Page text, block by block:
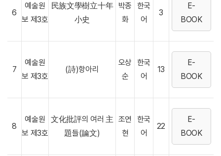
6
예술원
보 제3호
民族文學樹立十年
小史
박종
화
한국
어
3
E-
BOOK
7
예술원
보 제3호
(詩)항아리
오상
순
한국
어
13
E-
BOOK
8
예술원
보 제3호
文化批評의 여러 主
題들(論文)
조연
현
한국
어
22
E-
BOOK